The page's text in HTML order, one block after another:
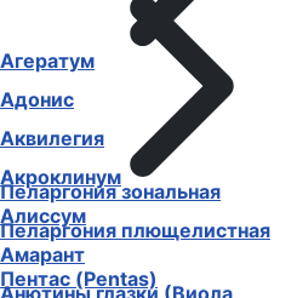
Пеларгония зональная
Пеларгония плющелистная
Пентас (Pentas)
Агератум
Адонис
Аквилегия
Акроклинум
Алиссум
Амарант
Анютины глазки (Виола